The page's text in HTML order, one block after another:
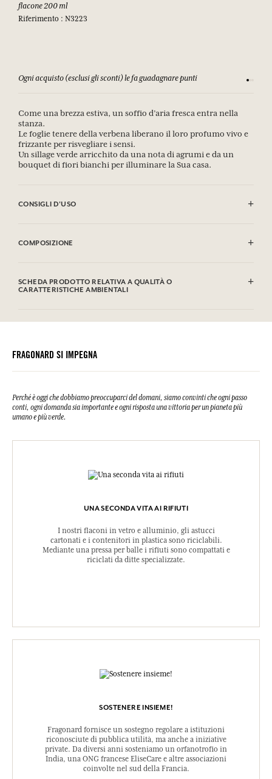
flacone 200 ml
Riferimento : N3223
Ogni acquisto (esclusi gli sconti) le fa guadagnare punti
Come una brezza estiva, un soffio d’aria fresca entra nella
stanza.
Le foglie tenere della verbena liberano il loro profumo vivo e
frizzante per risvegliare i sensi.
Un sillage verde arricchito da una nota di agrumi e da un
bouquet di fiori bianchi per illuminare la Sua casa.
CONSIGLI D'USO
assorbiranno il profumo per spanderlo delicatamente nell'aria fino a
Liquidi e vapori facilmente infiammabili.
Provoca grave irritazione oculare.
sapone. In caso di consultazione di un medico, tenere a disposizione
N. d'urgenza (+33) 01.45.42.59.59.
UFI:7EV8-E0T2-R003-7AEW
COMPOSIZIONE
Contient /Contains: Tetramethyl Acetyloctahydronaphthalenes, Ethyl
linalool, Geraniol, Citral, 2,4-Dimethyl-3-Cyclohexen-1-
SCHEDA PRODOTTO RELATIVA A QUALITÀ O
CARATTERISTICHE AMBIENTALI
Si prega di consultare le qualità o le caratteristiche ambientali
FRAGONARD SI IMPEGNA
Perché è oggi che dobbiamo preoccuparci del domani, siamo convinti che ogni passo
conti, ogni domanda sia importante e ogni risposta una vittoria per un pianeta più
umano e più verde.
UNA SECONDA VITA AI RIFIUTI
I nostri flaconi in vetro e alluminio, gli astucci
cartonati e i contenitori in plastica sono riciclabili.
Mediante una pressa per balle i rifiuti sono compattati e
riciclati da ditte specializzate.
SOSTENERE INSIEME!
Fragonard fornisce un sostegno regolare a istituzioni
riconosciute di pubblica utilità, ma anche a iniziative
private. Da diversi anni sosteniamo un orfanotrofio in
India, una ONG francese EliseCare e altre associazioni
coinvolte nel sud della Francia.